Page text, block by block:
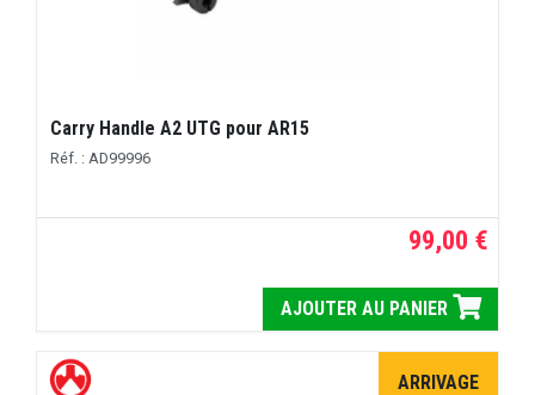
Carry Handle A2 UTG pour AR15
Réf. : AD99996
99,00 €
AJOUTER AU PANIER
ARRIVAGE